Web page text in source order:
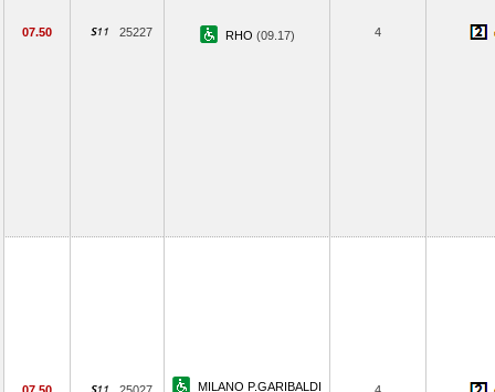
07.50 25227 RHO (09.17) 4
MILANO P.GARIBALDI